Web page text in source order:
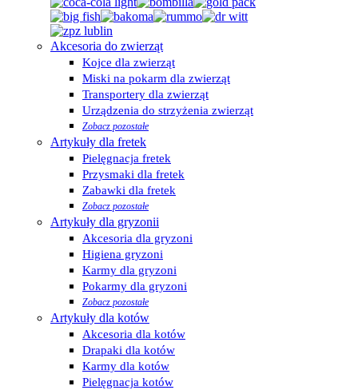
Akcesoria do zwierząt
Kojce dla zwierząt
Miski na pokarm dla zwierząt
Transportery dla zwierząt
Urządzenia do strzyżenia zwierząt
Zobacz pozostałe
Artykuły dla fretek
Pielęgnacja fretek
Przysmaki dla fretek
Zabawki dla fretek
Zobacz pozostałe
Artykuły dla gryzonii
Akcesoria dla gryzoni
Higiena gryzoni
Karmy dla gryzoni
Pokarmy dla gryzoni
Zobacz pozostałe
Artykuły dla kotów
Akcesoria dla kotów
Drapaki dla kotów
Karmy dla kotów
Pielęgnacja kotów